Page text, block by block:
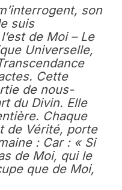
son
suis
de Moi – Le
Universelle,
Cette
de nous-
du Divin. Elle
Chaque
de Vérité, porte
: Car : « Si
de Moi, qui le
que de Moi,